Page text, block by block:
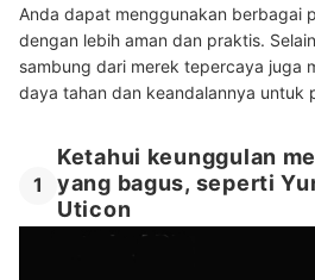
Anda dapat menggunakan berbagai
dengan lebih aman dan praktis.
sambung dari merek tepercaya juga
daya tahan dan keandalannya untuk
1
Ketahui keunggulan
yang bagus, seperti
Uticon